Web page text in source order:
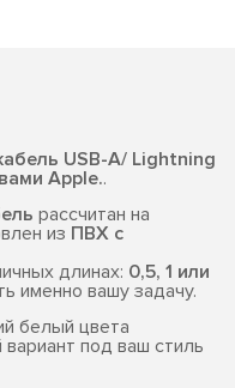
USB-A/ Lightning
Apple..
рассчитан на
из ПВХ с
длинах: 0,5, 1 или
именно вашу задачу.
белый цвета
под ваш стиль